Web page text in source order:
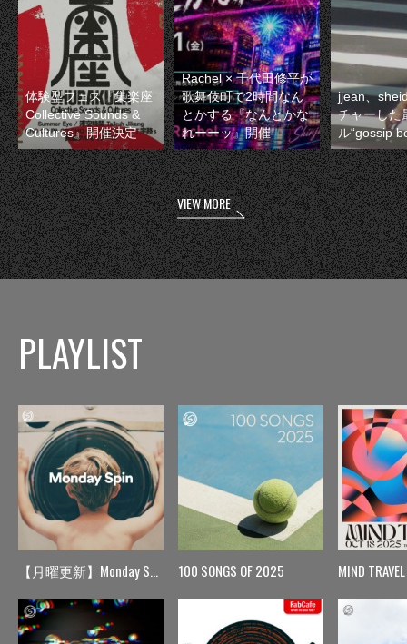
体験型フェス『集楽座
Collective Sounds &
Cultures』開催決定
Rachel × 千代田修平が
歌舞伎町で2時間なん
とかする『なんとかな
れーーッ』開催
jjean、
チャーした
ル“gossip
VIEW MORE
PLAYLIST
【月曜更新】Monday Spin 100 SONGS OF 2025 MIND TRAVEL